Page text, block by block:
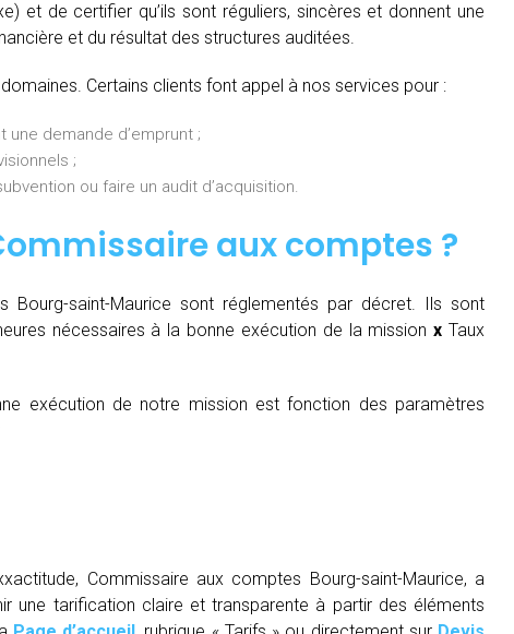
et de certifier qu’ils sont réguliers, sincères et donnent une
et du résultat des structures auditées.
Certains clients font appel à nos services pour :
demande d’emprunt ;
;
ou faire un audit d’acquisition.
aux comptes ?
Bourg-saint-Maurice sont réglementés par décret. Ils sont
nécessaires à la bonne exécution de la missionx Taux
exécution de notre mission est fonction des paramètres
Commissaire aux comptes Bourg-saint-Maurice, a
une tarification claire et transparente à partir des éléments